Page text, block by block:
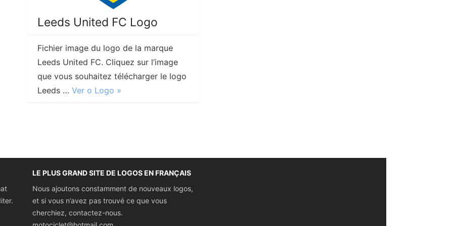
Leeds United FC Logo
Fichier image du logo de la marque
Leeds United FC. Cliquez sur l’image
que vous souhaitez télécharger le logo
Leeds … Ver o Logo »
LE PLUS GRAND SITE DE LOGOS EN FRANÇAIS
Nous ajoutons constamment de nouveaux logos,
et si vous n’avez pas trouvé ce que vous
cherchiez, contactez-nous.